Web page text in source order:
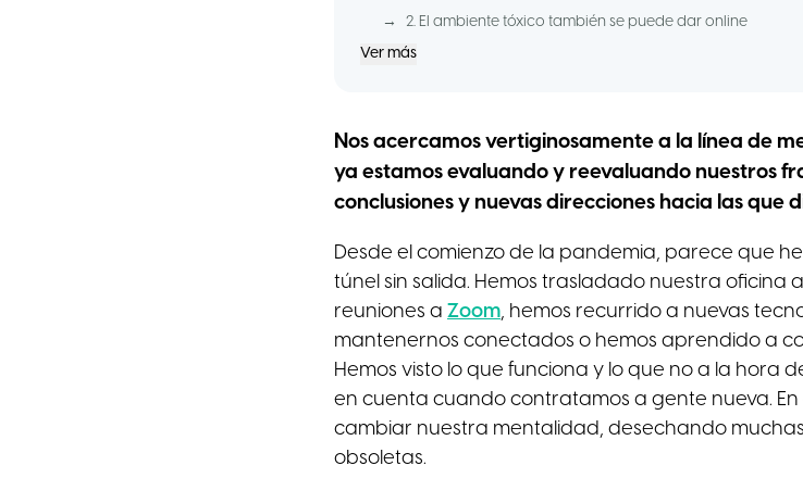
→
2. El ambiente tóxico también se puede dar online
Ver más
Nos acercamos vertiginosamente a la línea de
ya estamos evaluando y reevaluando nuestros
conclusiones y nuevas direcciones hacia las que
Desde el comienzo de la pandemia, parece que
túnel sin salida. Hemos trasladado nuestra oficina
reuniones a Zoom, hemos recurrido a nuevas
mantenernos conectados o hemos aprendido a
Hemos visto lo que funciona y lo que no a la hora
en cuenta cuando contratamos a gente nueva.
cambiar nuestra mentalidad, desechando
obsoletas.